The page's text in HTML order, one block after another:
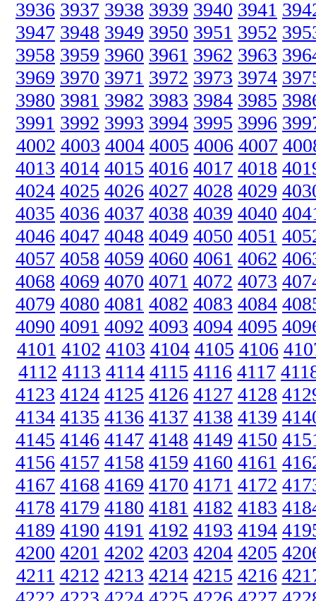
3936 3937 3938 3939 3940 3941
3947 3948 3949 3950 3951 3952
3958 3959 3960 3961 3962 3963
3969 3970 3971 3972 3973 3974
3980 3981 3982 3983 3984 3985
3991 3992 3993 3994 3995 3996
4002 4003 4004 4005 4006 4007
4013 4014 4015 4016 4017 4018
4024 4025 4026 4027 4028 4029
4035 4036 4037 4038 4039 4040
4046 4047 4048 4049 4050 4051
4057 4058 4059 4060 4061 4062
4068 4069 4070 4071 4072 4073
4079 4080 4081 4082 4083 4084
4090 4091 4092 4093 4094 4095
4101 4102 4103 4104 4105 4106
4112 4113 4114 4115 4116 4117
4123 4124 4125 4126 4127 4128
4134 4135 4136 4137 4138 4139
4145 4146 4147 4148 4149 4150
4156 4157 4158 4159 4160 4161
4167 4168 4169 4170 4171 4172
4178 4179 4180 4181 4182 4183
4189 4190 4191 4192 4193 4194
4200 4201 4202 4203 4204 4205
4211 4212 4213 4214 4215 4216